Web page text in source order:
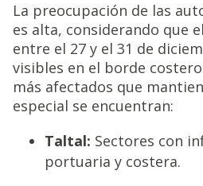
La preocupación de las
es alta, considerando que
entre el 27 y el 31 de
visibles en el borde
más afectados que
especial se encuentran:
Taltal: Sectores con
portuaria y costera.